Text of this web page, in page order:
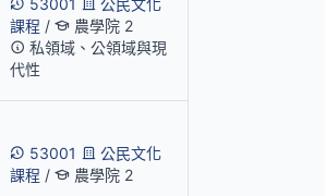
53001
公民文化
課程 /
農學院 2
私領域、公領域與現
代性
53001
公民文化
課程 / 農學院 2